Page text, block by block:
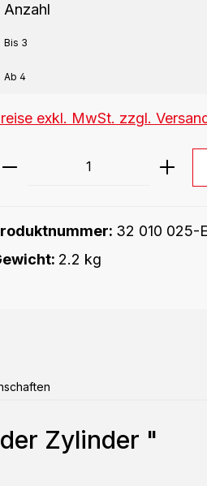
Anzahl
Bis 3
Ab 4
exkl. MwSt. zzgl.
Produkt Anzahl: Gib
32 010 025-
2.2 kg
Zylinder "